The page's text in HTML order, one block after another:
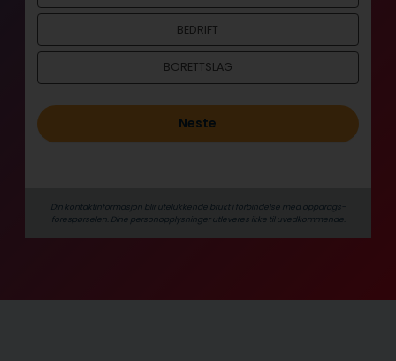
o
d
BEDRIFT
BORETTSLAG
Neste
Din kontaktinformasjon blir utelukkende brukt i forbindelse med oppdrags­
forespørselen. Dine person­­opplysninger utleveres ikke til uvedkommende.